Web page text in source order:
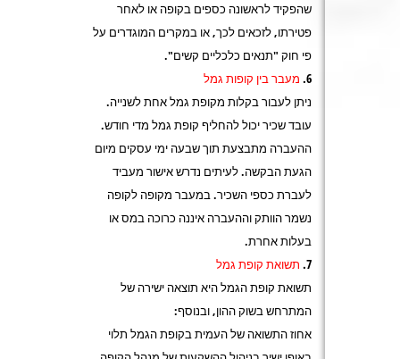
שהפקיד לראשונה כספים בקופה או לאחר
פטירתו, לזכאים לכך, או במקרים המוגדרים על
פי חוק "תנאים כלכליים קשים".
מעבר בין קופות גמל
ניתן לעבור בקלות מקופת גמל אחת לשנייה.
עובד שכיר יכול להחליף קופת גמל מדי חודש.
ההעברה מתבצעת תוך שבעה ימי עסקים מיום
הגעת הבקשה. לעיתים נדרש אישור מעביד
לעברת כספי השכיר. במעבר מקופה לקופה
נשמר הוותק וההעברה איננה כרוכה במס או
בעלות אחרת.
תשואת קופת גמל
תשואת קופת הגמל היא תוצאה ישירה של
המתרחש בשוק ההון, ובנוסף:
אחוז התשואה של העמית בקופת הגמל תלוי